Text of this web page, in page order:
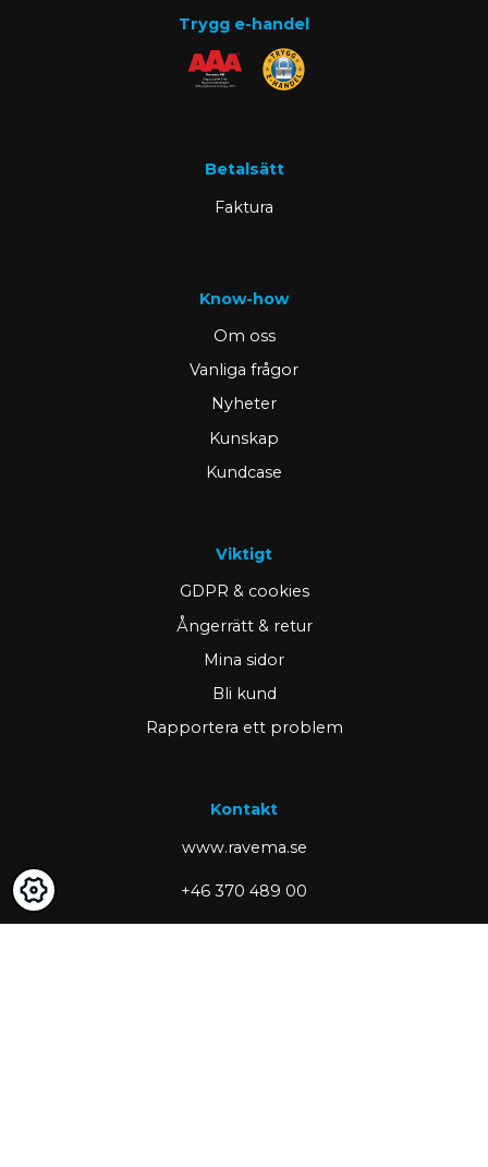
Trygg e-handel
Betalsätt
Faktura
Know-how
Om oss
Vanliga frågor
Nyheter
Kunskap
Kundcase
Viktigt
GDPR & cookies
Ångerrätt & retur
Mina sidor
Bli kund
Rapportera ett problem
Kontakt
www.ravema.se
+46 370 489 00